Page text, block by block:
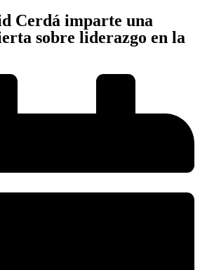
Cerdá imparte una
sobre liderazgo en la